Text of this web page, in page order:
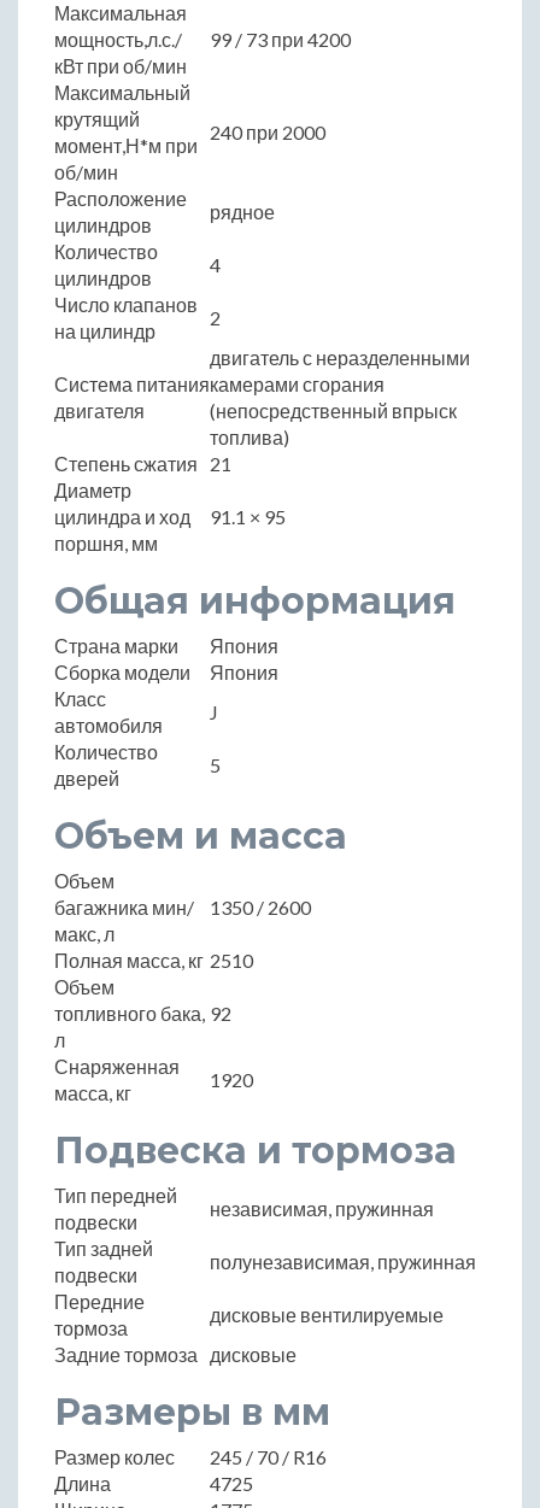
Максимальная
мощность,л.с./
кВт при об/мин
99 / 73 при 4200
Максимальный
крутящий
момент,Н*м при
об/мин
240 при 2000
Расположение
цилиндров
рядное
Количество
цилиндров
4
Число клапанов
на цилиндр
2
Система питания
двигателя
двигатель с неразделенными
камерами сгорания
(непосредственный впрыск
топлива)
Степень сжатия
21
Диаметр
цилиндра и ход
поршня, мм
91.1 × 95
Общая информация
Страна марки
Япония
Сборка модели
Япония
Класс
автомобиля
J
Количество
дверей
5
Объем и масса
Объем
багажника мин/
макс, л
1350 / 2600
Полная масса, кг 2510
Объем
топливного бака,
л
92
Снаряженная
масса, кг
1920
Подвеска и тормоза
Тип передней
подвески
независимая, пружинная
Тип задней
подвески
полунезависимая, пружинная
Передние
тормоза
дисковые вентилируемые
Задние тормоза
дисковые
Размеры в мм
Размер колес
245 / 70 / R16
Длина
4725